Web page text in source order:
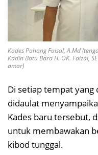
Kades Pahang Faisal, A.Md
Kadin Batu Bara H. OK. Faizal,
amar)
Di setiap tempat yang
didaulat
Kades baru tersebut,
untuk membawakan
kibod tunggal.